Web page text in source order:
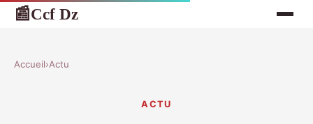
📰Ccf Dz
Accueil›Actu
ACTU